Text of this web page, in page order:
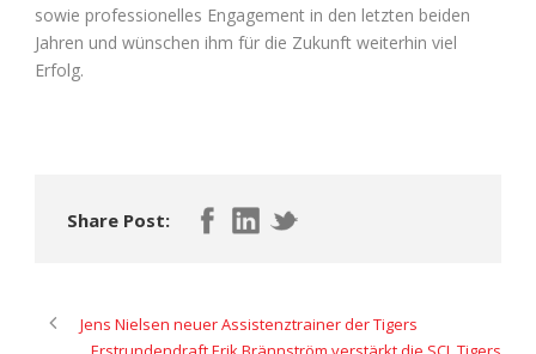
sowie professionelles Engagement in den letzten beiden
Jahren und wünschen ihm für die Zukunft weiterhin viel
Erfolg.
Share Post:
Jens Nielsen neuer Assistenztrainer der Tigers